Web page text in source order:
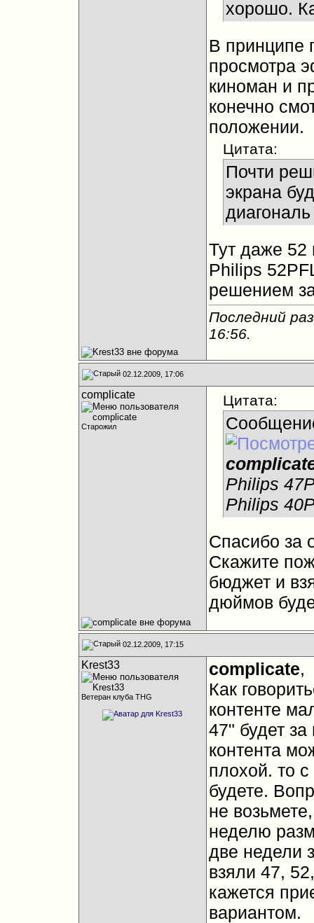
хорошо.
В принципе
просмотра
киноман и
конечно
положении.
Цитата:
Почти
экрана
Тут даже 52
Philips
решением
Последний
16:56.
02.12.2009, 17:06
complicate
Старожил
Цитата:
Philips
Philips
Спасибо за
Скажите
бюджет и
дюймов
02.12.2009, 17:15
Krest33
Ветеран клуба THG
complicate,
Как
контенте
47" будет за
контента
плохой. то
будете.
не
неделю
две недели
взяли 47,
кажется
вариантом.